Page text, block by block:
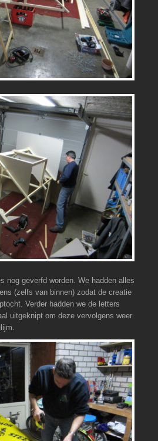
nog geverfd worden. We hadden alles
(zelfs van binnen) zodat de creatie
Verder hadden we de letters
uitgeknipt om deze vervolgens weer